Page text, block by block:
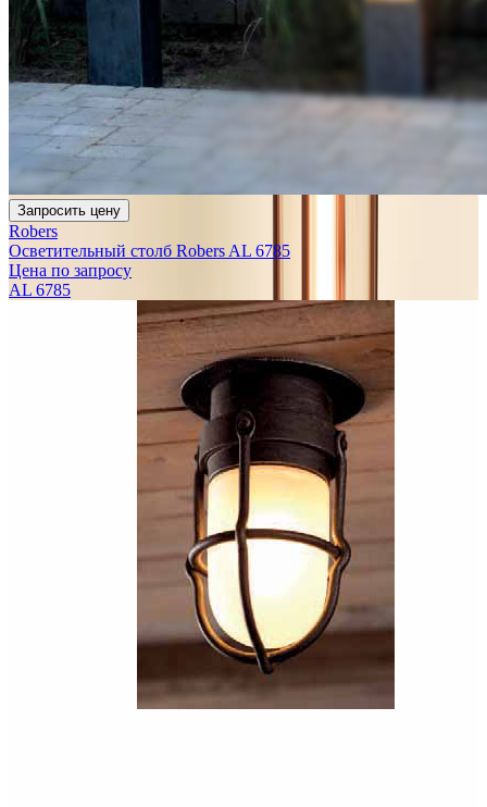
Запросить цену
Robers
Осветительный столб Robers AL 6785
Цена по запросу
AL 6785